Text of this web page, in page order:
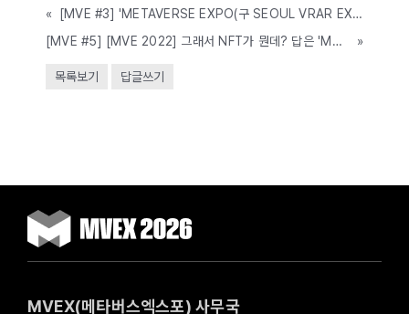
«
[MVE #3] 'METAVERSE EXPO(구 SEOUL VRAR EXPO)' 부스 조기신청 접수ㅣNFT특별전 안내(6/15-17, COEX)
[MVE #5] [MVE 2022] 그래서 NFT가 뭔데? 답은 'MVE 2022' NFT특별전에서!(6/15-17, COEX)
»
목록보기 답글쓰기
MVEX(메타버스엑스포) 사무국